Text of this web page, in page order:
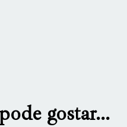
gostar...